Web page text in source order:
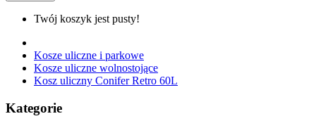
Twój koszyk jest pusty!
Kosze uliczne i parkowe
Kosze uliczne wolnostojące
Kosz uliczny Conifer Retro 60L
Kategorie